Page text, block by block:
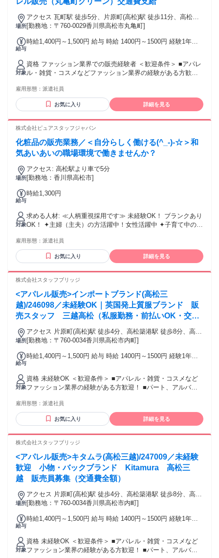
場所
アクセス 瓦町駅 徒歩5分、片原町(高松)駅 徒歩11分、高松駅
徒歩17分
[勤務地：〒760-0029香川県高松市丸亀町]
給与
時給1,400円～1,500円 給与 時給 1400円～1500円 経験1年以
就業1年後には必ず1500円に昇給します！ 【キャリア手当10
万円】 エントリーした職種の経験が2年以上・フルタイム勤務
可能な方は、全員がキャリア手当の対象となります。 なんと
《10万円》を1ヶ月勤務後の給与にて一括支給するスタブリだ
にかかった交通費は全額別途支給いたします。
対象
資格 ファッション業界での販売経験者 ＜歓迎条件＞ ■アパレ
ル・雑貨・コスメなどファッション業界の経験がある方歓
携帯ショップ店員や事務など、他業種からの転職も大歓迎で
す。 【将来的には正社員も目指せる！】 スタッフブリッジで
は、未経験から販売スタッフにチャレンジし、正社員を目指
ア相談や研修もあるので、アパレル・ファッション・コスメ
雇用形態： 派遣社員
お気に入り 詳細を見る
株式会社ピュアスタッフジャパン
化粧品の販売業務／＜自分らしく働ける(^_-)-☆＞和
気あいあいの職場環境で働きませんか？
場所
アクセス: 高松駅より車で5分
[勤務地：香川県高松市]
給与
時給1,300円
対象
求める人材: ≪人柄重視採用です≫ 未経験OK！ ブランクあり
OK！ ✦主婦（主夫）の方活躍中！女性活躍中 ✦子育て中のマ
での経験職種は不問(下記例)】 ・飲食（カフェ／レストラン
など） ・ホールスタッフ／キッチンスタッフ ・接客／販売／
コールセンター ・営業／事務／受付etc
雇用形態： 派遣社員
お気に入り 詳細を見る
株式会社スタッフブリッジ
<アパレル販売>インポートブランド(高松三
越)/246098／未経験OK｜英国発上質服ブランド 販
売スタッフ 三越高松（私服勤務・前払いOK・交通
費支給）
場所
アクセス 片原町(高松)駅 徒歩4分、高松築港駅 徒歩8分、高松
駅 徒歩12分
[勤務地：〒760-0034香川県高松市内町]
給与
時給1,400円～1,500円 給与 時給 1400円～1500円 経験1年以
就業1年後には必ず1500円に昇給します！ 【キャリア手当10
万円】 エントリーした職種の経験が2年以上・フルタイム勤務
可能な方は、全員がキャリア手当の対象となります。 なんと
《10万円》を1ヶ月勤務後の給与にて一括支給するスタブリだ
にかかった交通費は全額別途支給いたします。
対象
資格 未経験OK ＜歓迎条件＞ ■アパレル・雑貨・コスメなど
ファッション業界の経験がある方歓迎！ ■パート、アルバイ
など、他業種からの転職も大歓迎です。 【将来的には正社員
も目指せる！】 スタッフブリッジでは、未経験から販売スタ
ッフにチャレンジし、正社員を目指すこともできます！ さら
で、アパレル・ファッション・コスメ業界に初めて挑戦する
雇用形態： 派遣社員
お気に入り 詳細を見る
株式会社スタッフブリッジ
<アパレル販売>キタムラ(高松三越)/247009／未経験
歓迎 小物・バックブランド Kitamura 高松三
越 販売員募集（交通費全額）
場所
アクセス 片原町(高松)駅 徒歩4分、高松築港駅 徒歩8分、高松
駅 徒歩12分
[勤務地：〒760-0034香川県高松市内町]
給与
時給1,400円～1,500円 給与 時給 1400円～1500円 経験1年以
就業1年後には必ず1500円に昇給します！ 【キャリア手当10
万円】 エントリーした職種の経験が2年以上・フルタイム勤務
可能な方は、全員がキャリア手当の対象となります。 なんと
対象
資格 未経験OK ＜歓迎条件＞ ■アパレル・雑貨・コスメなど
ファッション業界の経験がある方歓迎！ ■パート、アルバイ